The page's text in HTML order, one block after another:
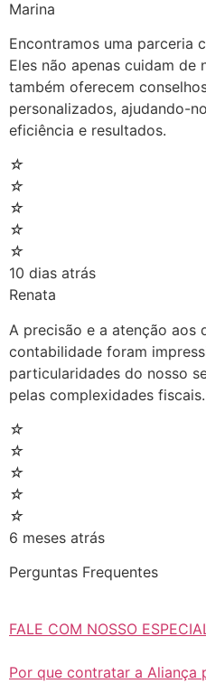
Marina
Encontramos uma parceria
Eles não apenas cuidam de
também oferecem
personalizados, ajudando-
eficiência e resultados.
☆
☆
☆
☆
☆
10 dias atrás
Renata
A precisão e a atenção aos
contabilidade foram
particularidades do nosso
pelas complexidades fiscais.
☆
☆
☆
☆
☆
6 meses atrás
Perguntas Frequentes
FALE COM NOSSO
Por que contratar a Aliança